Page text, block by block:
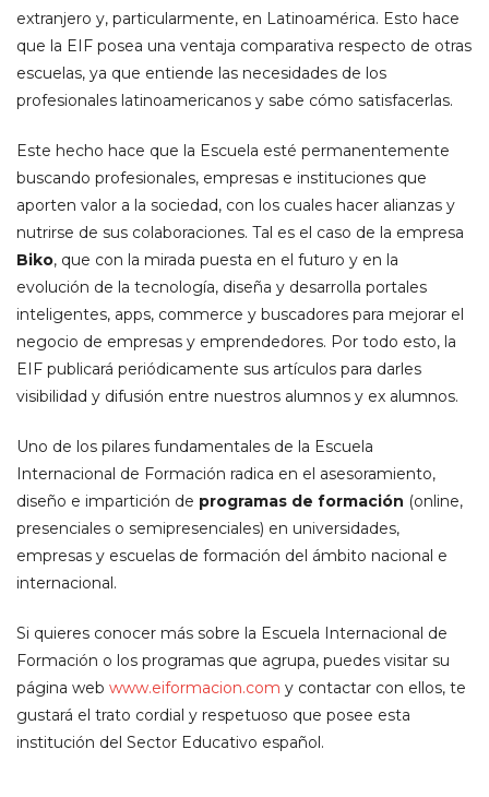
extranjero y, particularmente, en Latinoamérica. Esto hace
que la EIF posea una ventaja comparativa respecto de otras
escuelas, ya que entiende las necesidades de los
profesionales latinoamericanos y sabe cómo satisfacerlas.
Este hecho hace que la Escuela esté permanentemente
buscando profesionales, empresas e instituciones que
aporten valor a la sociedad, con los cuales hacer alianzas y
nutrirse de sus colaboraciones. Tal es el caso de la empresa
Biko, que con la mirada puesta en el futuro y en la
evolución de la tecnología, diseña y desarrolla portales
inteligentes, apps, commerce y buscadores para mejorar el
negocio de empresas y emprendedores. Por todo esto, la
EIF publicará periódicamente sus artículos para darles
visibilidad y difusión entre nuestros alumnos y ex alumnos.
Uno de los pilares fundamentales de la Escuela
Internacional de Formación radica en el asesoramiento,
diseño e impartición de programas de formación (online,
presenciales o semipresenciales) en universidades,
empresas y escuelas de formación del ámbito nacional e
internacional.
Si quieres conocer más sobre la Escuela Internacional de
Formación o los programas que agrupa, puedes visitar su
página web www.eiformacion.com y contactar con ellos, te
gustará el trato cordial y respetuoso que posee esta
institución del Sector Educativo español.